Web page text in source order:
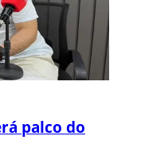
palco do